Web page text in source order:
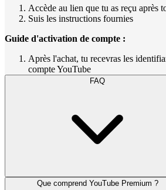
Accède au lien que tu as reçu après
Suis les instructions fournies
Guide d'activation de compte :
Après l'achat, tu recevras les
compte YouTube
FAQ
Que comprend YouTube Premium ?